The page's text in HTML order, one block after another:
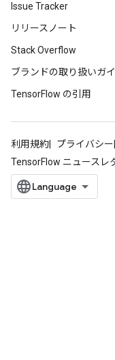
Issue Tracker
リリースノート
Stack Overflow
ブランドの取り扱いガ
TensorFlow の引用
利用規約 プライバシー
TensorFlow ニュースレ